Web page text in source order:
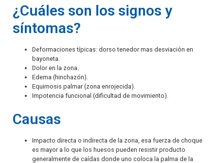
¿Cuáles son los signos y
síntomas?
Deformaciones típicas: dorso tenedor mas desviación en
bayoneta.
Dolor en la zona.
Edema (hinchazón).
Equimosis palmar (zona enrojecida).
Impotencia funcional (dificultad de movimiento).
Causas
Impacto directa o indirecta de la zona, esa fuerza de choque
es mayor a lo que los huesos pueden resistir producto
generalmente de caídas donde uno coloca la palma de la